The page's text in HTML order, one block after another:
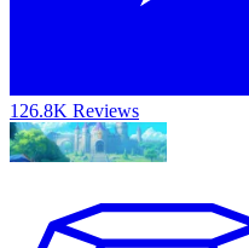
126.8K Reviews